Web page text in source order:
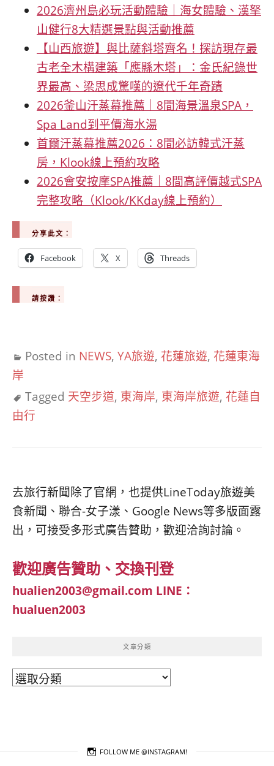
2026濟州島必玩活動體驗｜海女體驗、漢拏
山健行8大精選景點與活動推薦
【山西旅遊】與比薩斜塔齊名！探訪現存最
古老全木構建築「應縣木塔」：金氏紀錄世
界最高、梁思成驚嘆的遼代千年奇蹟
2026釜山汗蒸幕推薦｜8間海景溫泉SPA，
Spa Land到平價海水湯
首爾汗蒸幕推薦2026：8間必訪韓式汗蒸
房，Klook線上預約攻略
2026會安按摩SPA推薦｜8間高評價越式SPA
完整攻略（Klook/KKday線上預約）
分享此文：
Facebook X Threads
請按讚：
Posted in NEWS, YA旅遊, 花蓮旅遊, 花蓮東海
岸
Tagged 天空步道, 東海岸, 東海岸旅遊, 花蓮自
由行
去旅行新聞除了官網，也提供LineToday旅遊美
食新聞、聯合-女子漾、Google News等多版面露
出，可接受多形式廣告贊助，歡迎洽詢討論。
歡迎廣告贊助、交換刊登
hualien2003@gmail.com LINE：
hualuen2003
文章分類
文
FOLLOW ME @INSTAGRAM!